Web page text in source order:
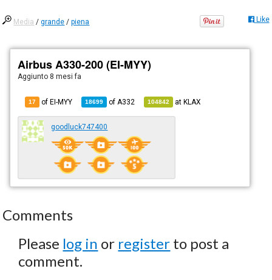
Media /grande /piena Like
Airbus A330-200 (EI-MYY)
Aggiunto 8 mesi fa
17 of EI-MYY 18699 of A332 104842 atKLAX
goodluck747400
Comments
Please log in or register to post a
comment.